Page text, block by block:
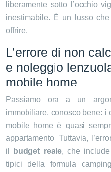
liberamente sotto l’occhio
inestimabile. È un lusso
offrire.
L’errore di non
e noleggio
mobile home
Passiamo ora a un
immobiliare, conosco bene: i
mobile home è quasi
appartamento. Tuttavia,
il
budget reale, che
tipici della formula